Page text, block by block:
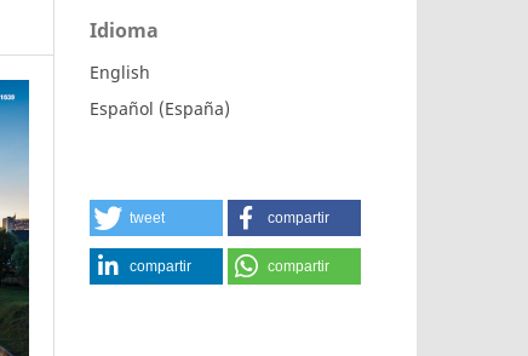
Idioma
English
Español (España)
tweet compartir
compartir compartir